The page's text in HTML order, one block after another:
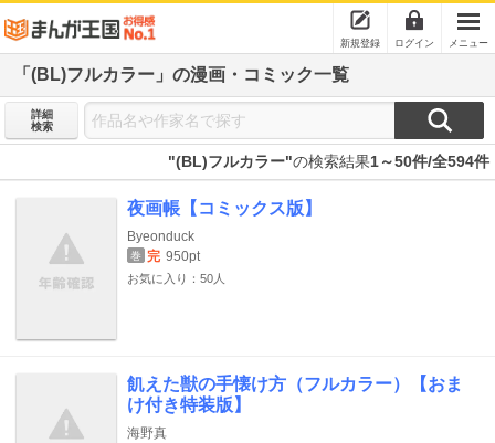
新規登録 ログイン メニュー
「(BL)フルカラー」の漫画・コミック一覧
詳細
検索
"(BL)フルカラー"の検索結果1～50件/全594件
夜画帳【コミックス版】
Byeonduck
巻 完 950pt
お気に入り：50人
飢えた獣の手懐け方（フルカラー）【おま
け付き特装版】
海野真